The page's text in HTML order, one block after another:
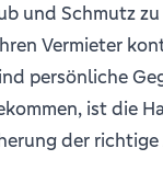
und Schmutz
Vermieter
persönliche
ist die
der richtige